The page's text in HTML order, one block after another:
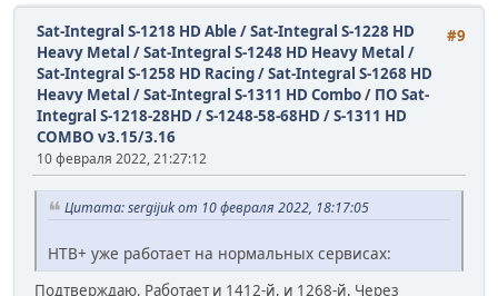
#9
Sat-Integral S-1218 HD Able / Sat-Integral S-1228 HD
Heavy Metal / Sat-Integral S-1248 HD Heavy Metal /
Sat-Integral S-1258 HD Racing / Sat-Integral S-1268 HD
Heavy Metal / Sat-Integral S-1311 HD Combo/ ПО Sat-
Integral S-1218-28HD / S-1248-58-68HD / S-1311 HD
COMBO v3.15/3.16
10 февраля 2022, 21:27:12
Цитата: sergijuk от 10 февраля 2022, 18:17:05
НTB+ уже работает на нормальных сервисах:
Подтверждаю. Работает и 1412-й, и 1268-й. Через